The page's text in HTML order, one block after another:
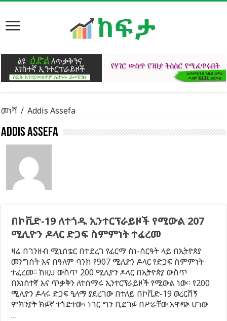
መነሻ / Addis Assefa
Addis Assefa
በኮቪድ-19 ለተጎዱ ኢንተርፕራይዞች የሚውል 207
ሚሊዮን ዶላር ድጋፍ ስምምነት ተፈረመ
ዛሬ በገንዘብ ሚኒሰቴር በተደረገ የፊርማ ስነ-ሰርዓት ላይ በኢትዮጰያ
መንግስት እና በዓለም ባንክ የ907 ሚሊዮን ዶላር የድጋፍ ስምምነት
ተፈረመ። ከዚህ ውስጥ 200 ሚሊዮን ዶላር በኢትዮጵያ ውስጥ
በአነስተኛ እና ጥቃቅን ለተሰማሩ ኢንተርፕራይዞች የሚውል ነው። የ200
ሚሊዮን ዶላሩ ድጋፍ ዒላማ ያደረገው በተለይ በኮቪድ-19 ወረርሽኝ
ምክንያት ክፉኛ ተጎድተው፣ ነገር ግን ቢደገፉ በሥራቸው አዋጭ ሆነው
…